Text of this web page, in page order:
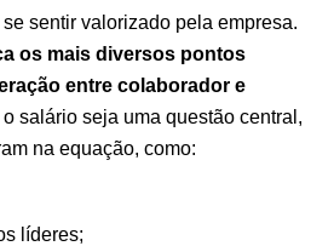
sentir valorizado pela empresa.
os mais diversos pontos
entre colaborador e
o salário seja uma questão central,
na equação, como:
líderes;